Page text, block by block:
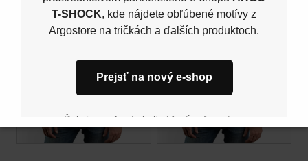
T-SHOCK, kde nájdete obľúbené motívy z
Argostore na tričkách a ďalších produktoch.
Prejsť na nový e-shop
Ďakujeme, že ste boli súčasťou Argostore
komunity. Tešíme sa na vás aj naďalej na novom